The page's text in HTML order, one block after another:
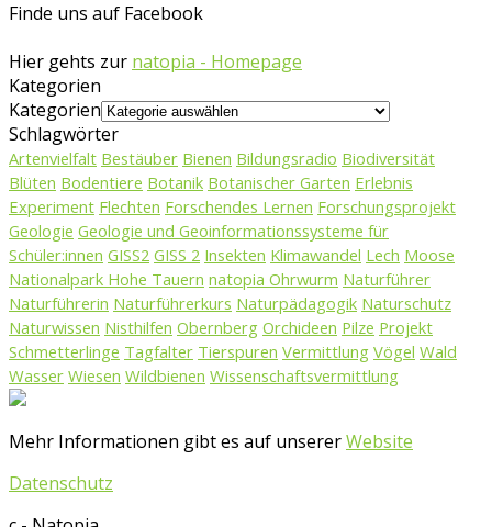
Finde uns auf Facebook
Hier gehts zur natopia - Homepage
Kategorien
Kategorien
Schlagwörter
Artenvielfalt Bestäuber Bienen Bildungsradio Biodiversität
Blüten Bodentiere Botanik Botanischer Garten Erlebnis
Experiment Flechten Forschendes Lernen Forschungsprojekt
Geologie Geologie und Geoinformationssysteme für
Schüler:innen GISS2 GISS 2 Insekten Klimawandel Lech Moose
Nationalpark Hohe Tauern natopia Ohrwurm Naturführer
Naturführerin Naturführerkurs Naturpädagogik Naturschutz
Naturwissen Nisthilfen Obernberg Orchideen Pilze Projekt
Schmetterlinge Tagfalter Tierspuren Vermittlung Vögel Wald
Wasser Wiesen Wildbienen Wissenschaftsvermittlung
Mehr Informationen gibt es auf unsererWebsite
Datenschutz